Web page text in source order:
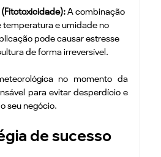
(Fitotoxicidade): A combinação
temperatura e umidade no
pode causar estresse
de forma irreversível.
no momento da
para evitar desperdício e
seu negócio.
de sucesso